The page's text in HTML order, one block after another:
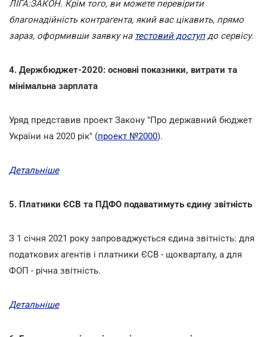
ЛІГА:ЗАКОН. Крім того, ви можете перевірити
благонадійність контрагента, який вас цікавить, прямо
зараз, оформивши заявку на тестовий доступдо сервісу.
4. Держбюджет-2020: основні показники, витрати та
мінімальна зарплата
Уряд представив проект Закону "Про державний бюджет
України на 2020 рік" (проект №2000).
Детальніше
5. Платники ЄСВ та ПДФО подаватимуть єдину звітність
З 1 січня 2021 року запроваджується єдина звітність: для
податкових агентів і платники ЄСВ - щокварталу, а для
ФОП - річна звітність.
Детальніше